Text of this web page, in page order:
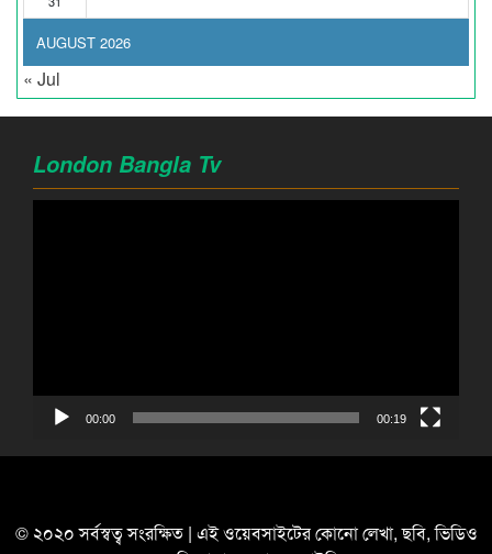
AUGUST 2026
« Jul
London Bangla Tv
00:00 00:19
© ২০২০ সর্বস্বত্ব সংরক্ষিত | এই ওয়েবসাইটের কোনো লেখা, ছবি, ভিডিও